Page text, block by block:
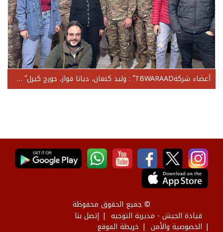
أعضاء شركةTBWARAAD ّ : وليد كنعان، ديانا فواز، جورج كيرل ّ س، كريستوفر غريب، جاد شدياق، مايا ناصيف، هبة شميساني، ميرا الفيل، ديما كوشمان
© جميع الحقوق محفوظة
قيادة الجيش - مديرية التوجيه
إتصل بنا
الخصوصية والأمن
خريطة الموقع